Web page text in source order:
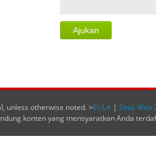
unless otherwise noted. >EULA | Situs Web
konten yang mensyaratkan Anda